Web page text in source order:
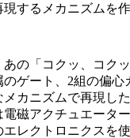
するメカニズムを
の「コクッ、コク
ゲート、2組の偏心
カニズムで再現し
磁アクチュエータ
レクトロニクスを